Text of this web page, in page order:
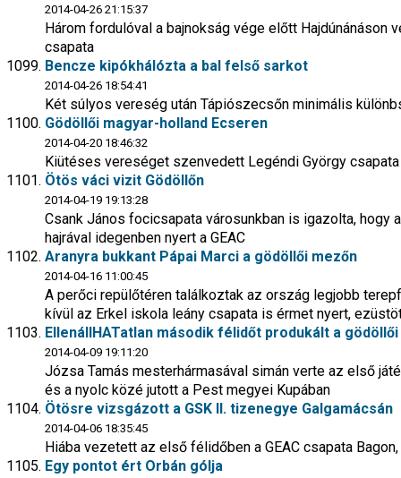
2014-04-26 21:15:37
Három fordulóval a bajnokság vége előtt Hajdúnánáson
csapata
Bencze kipókhálózta a bal felső sarkot
2014-04-26 18:54:41
Két súlyos vereség után Tápiószecsőn minimális
Gödöllői magyar-holland Ecseren
2014-04-20 18:46:32
Kiütéses vereséget szenvedett Legéndi György
Ötös váci vizit Gödöllőn
2014-04-19 19:13:28
Csank János focicsapata városunkban is igazolta, hogy
hajrával idegenben nyert a GEAC
Aranyra bukkant Pápai Marci a gödöllői mezőn
2014-04-16 11:00:45
A perőci repülőtéren találkoztak az ország legjobb
kívül az Erkel iskola leány csapata is érmet nyert,
EllenállHATatlan második félidőt produkált a
2014-04-09 19:11:20
Józsa Tamás mesterhármasával simán verte az első
és a nyolc közé jutott a Pest megyei Kupában
Ötösre vizsgázott a GSK II. tizenegye Galgamácsán
2014-04-06 18:35:45
Hiába vezetett az első félidőben a GEAC csapata
Egy pontot ért Orbán gólja